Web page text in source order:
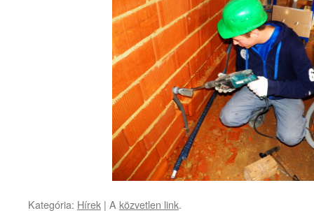
Kategória: Hírek | A közvetlen link.